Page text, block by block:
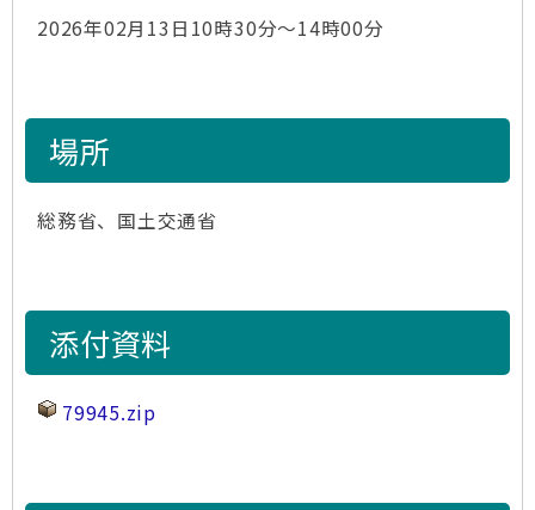
2026年02月13日10時30分～14時00分
場所
総務省、国土交通省
添付資料
79945.zip